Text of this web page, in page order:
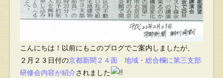
こんにちは！以前にもこのブログでご案内しましたが、
２月２３日付の京都新聞２４面 地域・総合欄に第三支部
研修会内容が紹介されました